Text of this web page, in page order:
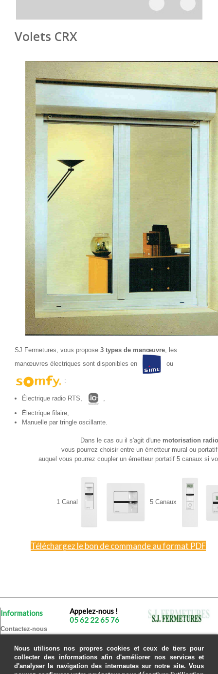
Nous utilisons nos propres cookies et ceux de tiers pour
collecter des informations afin d'améliorer nos services et
d'analyser la navigation des internautes sur notre site. Vous
Volets CRX
SJ Fermetures, vous propose 3 types de manœuvre, les
manœuvres électriques sont disponibles en
ou
:
Électrique radio RTS, ,
Électrique filaire,
Manuelle par tringle oscillante.
Dans le cas ou il s'agit d'une motorisation radio
vous pourrez choisir entre un émetteur mural ou
auquel vous pourrez coupler un émetteur portatif 5 canaux si
1 Canal 5 Canaux
Téléchargez le bon de commande au format PDF
Informations
Contactez-nous
Plan du site
Appelez-nous !
05 62 22 65 76
E-mail :
sjf@sjfermetures.fr
Cransac
31620 Fronton